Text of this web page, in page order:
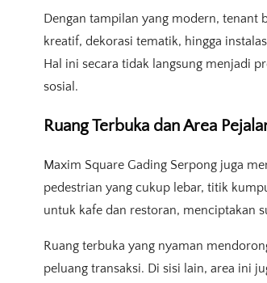
Dengan tampilan yang modern, tenant
kreatif, dekorasi tematik, hingga
Hal ini secara tidak langsung menjadi
sosial.
Ruang Terbuka dan Area
Maxim Square Gading Serpong juga
pedestrian yang cukup lebar, titik
untuk kafe dan restoran, menciptakan
Ruang terbuka yang nyaman
peluang transaksi. Di sisi lain, area ini